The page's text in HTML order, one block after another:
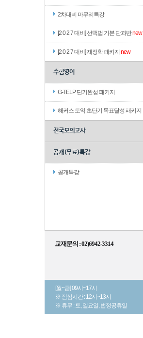
2차대비 마무리특강
[2 0 2 7 대비] 선택법 기본 단과반new
[2 0 2 7 대비] 재정학 패키지new
수험영어
G-TELP 단기완성 패키지
해커스 토익 초단기 목표달성 패키지
전국모의고사
공개(무료)특강
공개특강
교재문의 : 02)6942-3314
[월~금] 09시~17시
※ 점심시간 : 12시~13시
※ 휴무 : 토, 일요일, 법정공휴일